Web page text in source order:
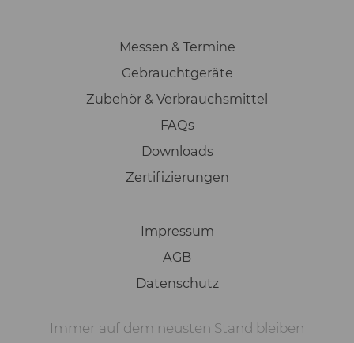
Messen & Termine
Gebrauchtgeräte
Zubehör & Verbrauchsmittel
FAQs
Downloads
Zertifizierungen
Impressum
AGB
Datenschutz
Immer auf dem neusten Stand bleiben